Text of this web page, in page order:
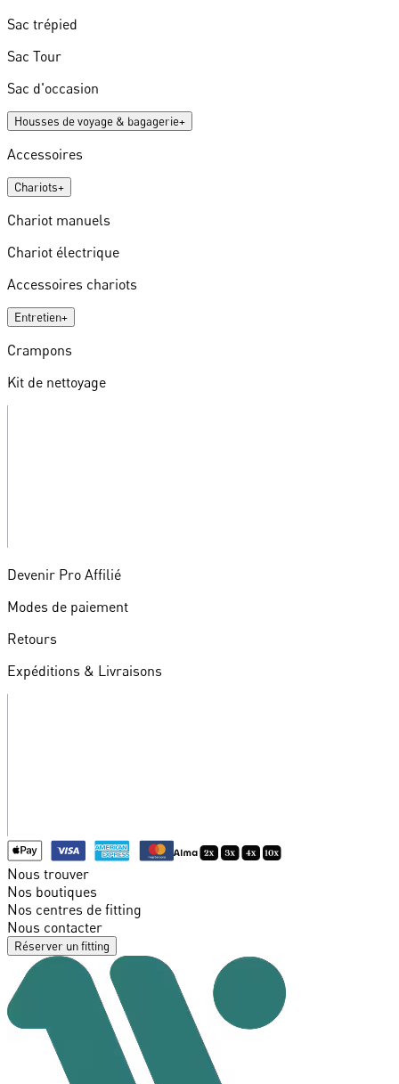
Sac trépied
Sac Tour
Sac d'occasion
Housses de voyage & bagagerie+
Accessoires
Chariots+
Chariot manuels
Chariot électrique
Accessoires chariots
Entretien+
Crampons
Kit de nettoyage
Devenir Pro Affilié
Modes de paiement
Retours
Expéditions & Livraisons
Nous trouver
Nos boutiques
Nos centres de fitting
Nous contacter
Réserver un fitting